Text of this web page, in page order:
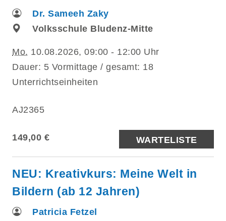
Dr. Sameeh Zaky
Volksschule Bludenz-Mitte
Mo. 10.08.2026, 09:00 - 12:00 Uhr
Dauer: 5 Vormittage / gesamt: 18
Unterrichtseinheiten
AJ2365
149,00 € WARTELISTE
NEU: Kreativkurs: Meine Welt in
Bildern (ab 12 Jahren)
Patricia Fetzel